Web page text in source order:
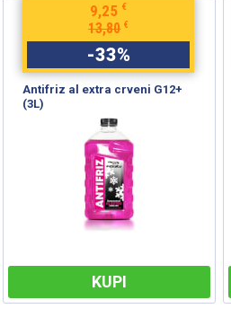
6,50 €
4,35 €
-33%
WD-40 (200ml)
KUPI